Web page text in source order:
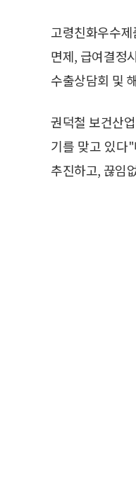
고령친화우수
면제, 급여결정
수출상담회 및
권덕철 보건산
기를 맞고 있다
추진하고, 끊임